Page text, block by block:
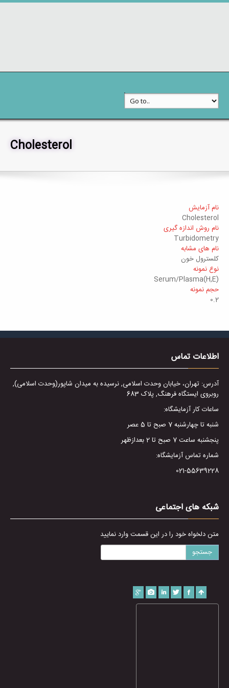
Cholesterol
نام آزمایش
Cholesterol
نام روش اندازه گیری
Turbidometry
نام های مشابه
كلسترول خون
نوع نمونه
Serum/Plasma(H,E)
حجم نمونه
0.2
اطلاعات تماس
آدرس: تهران، خیابان وحدت اسلامی, نرسیده به میدان شاپور(وحدت اسلامی),
روبروی ایستگاه فرهنگ, پلاک 683
ساعات کار آزمایشگاه:
شنبه تا چهارشنبه 7 صبح تا 5 عصر
پنجشنبه ساعت 7 صبح تا 2 بعدازظهر
شماره تماس آزمایشگاه:
021-55639228
شبکه های اجتماعی
متن دلخواه خود را در این قسمت وارد نمایید
جستجو